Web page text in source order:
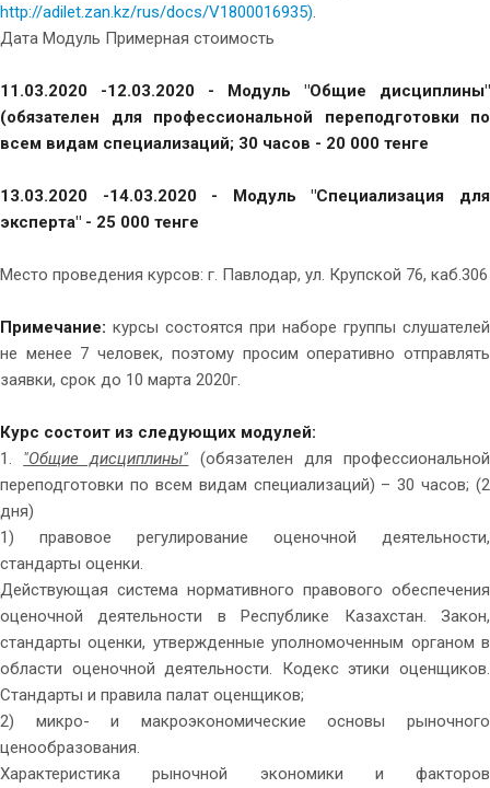
http://adilet.zan.kz/rus/docs/V1800016935).
Дата Модуль Примерная стоимость
11.03.2020 -12.03.2020 - Модуль "Общие дисциплины"
(обязателен для профессиональной переподготовки по
всем видам специализаций; 30 часов - 20 000 тенге
13.03.2020 -14.03.2020 - Модуль "Специализация для
эксперта" - 25 000 тенге
Место проведения курсов: г. Павлодар, ул. Крупской 76, каб.306
Примечание: курсы состоятся при наборе группы слушателей
не менее 7 человек, поэтому просим оперативно отправлять
заявки, срок до 10 марта 2020г.
Курс состоит из следующих модулей:
1. "Общие дисциплины" (обязателен для профессиональной
переподготовки по всем видам специализаций) – 30 часов; (2
дня)
1) правовое регулирование оценочной деятельности,
стандарты оценки.
Действующая система нормативного правового обеспечения
оценочной деятельности в Республике Казахстан. Закон,
стандарты оценки, утвержденные уполномоченным органом в
области оценочной деятельности. Кодекс этики оценщиков.
Стандарты и правила палат оценщиков;
2) микро- и макроэкономические основы рыночного
ценообразования.
Характеристика рыночной экономики и факторов